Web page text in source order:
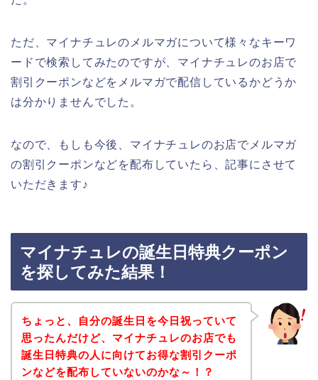
ただ、マイナチュレのメルマガについて様々なキーワ
ードで検索してみたのですが、マイナチュレのお店で
割引クーポンなどをメルマガで配信しているかどうか
は分かりませんでした。
なので、もしも今後、マイナチュレのお店でメルマガ
の割引クーポンなどを配布していたら、記事にさせて
いただきます♪
マイナチュレの誕生日特典クーポン
を探してみた結果！
ちょっと、自分の誕生日を今日祝っていて
思ったんだけど、マイナチュレのお店でも
誕生日特典の人に向けてお得な割引クーポ
ンなどを配布していないのかな～！？